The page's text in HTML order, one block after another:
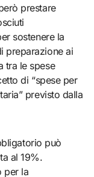
prestare
sostenere la
preparazione ai
tra le spese
di “spese per
previsto dalla
può
al 19%.
per la